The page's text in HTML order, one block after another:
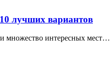
лучших вариантов
множество интересных мест…